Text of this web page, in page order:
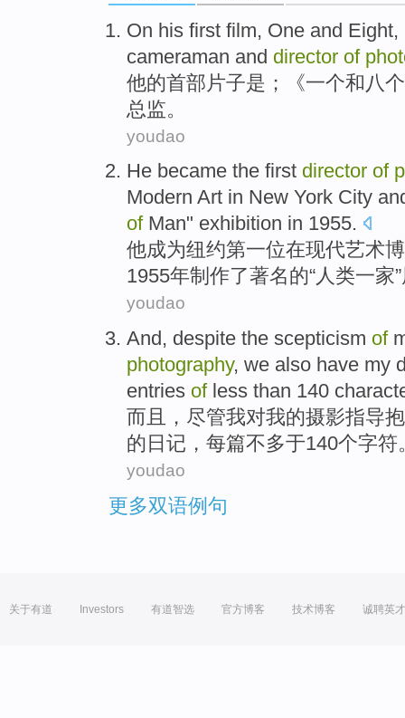
On his first film, One and Eight,
cameraman and director of
他的首部 片子是；《一个和 八个
总监。
youdao
He became the first director of
Modern Art in New York City
of Man" exhibition in 1955.
他成为纽约第一位在现代艺术
1955年制作了著名的“人类一家”
youdao
And, despite the scepticism of
photography, we also have my
entries of less than 140
而且
， 尽管我对我的摄影指导
的 日记 ， 每篇不多于140个字符
youdao
更多双语例句
关于有道 Investors 有道智选 官方博客 技术博客 诚聘英才